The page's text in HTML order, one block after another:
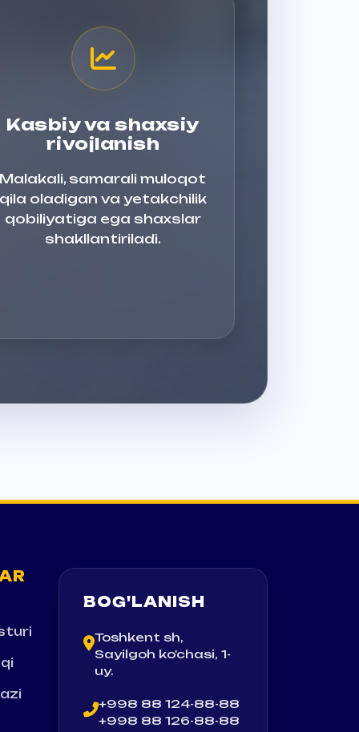
Kasbiy va shaxsiy
rivojlanish
Malakali, samarali muloqot
qila oladigan va yetakchilik
qobiliyatiga ega shaxslar
shakllantiriladi.
BOG'LANISH
Toshkent sh,
Sayilgoh ko'chasi, 1-
uy.
+998 88 124-88-88
+998 88 126-88-88